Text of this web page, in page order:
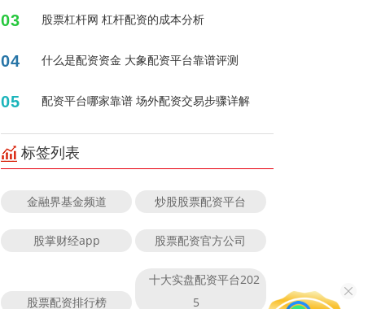
03 股票杠杆网 杠杆配资的成本分析
04 什么是配资资金 大象配资平台靠谱评测
05 配资平台哪家靠谱 场外配资交易步骤详解
标签列表
金融界基金频道 炒股股票配资平台
股掌财经app 股票配资官方公司
股票配资排行榜
十大实盘配资平台202
5